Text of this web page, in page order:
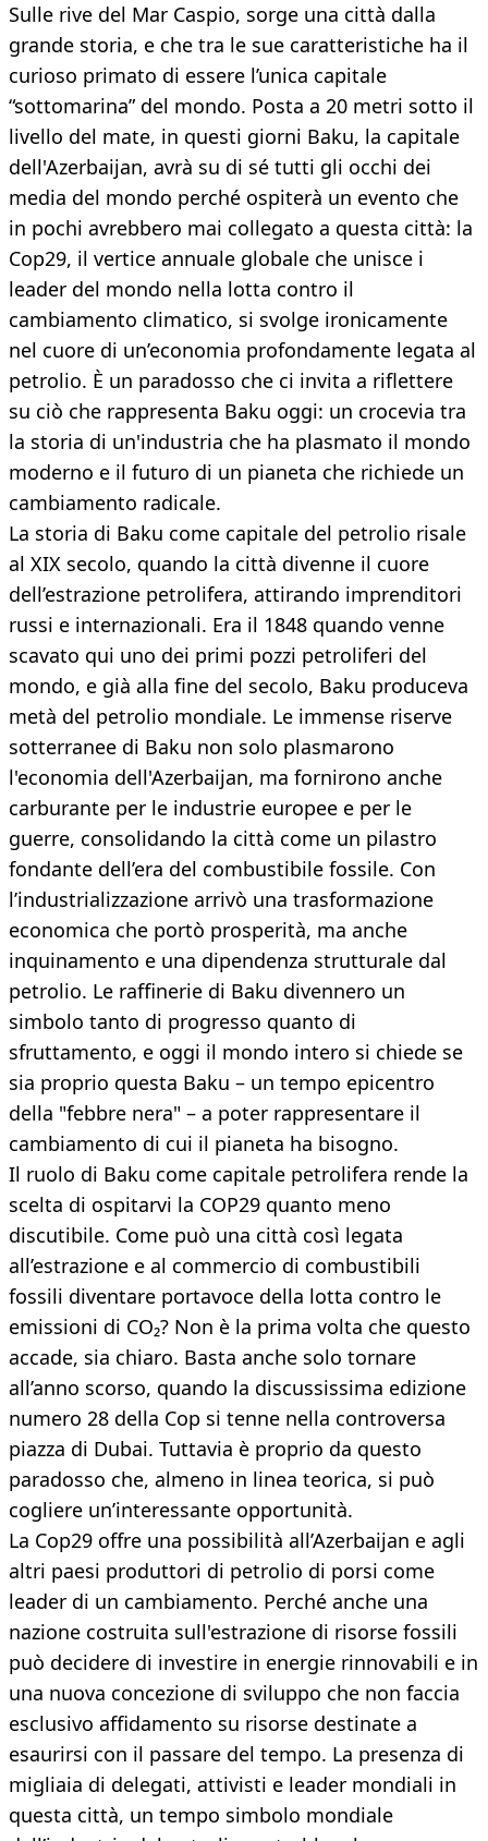
Sulle rive del Mar Caspio, sorge una città dalla
grande storia, e che tra le sue caratteristiche ha il
curioso primato di essere l’unica capitale
“sottomarina” del mondo. Posta a 20 metri sotto il
livello del mate, in questi giorni Baku, la capitale
dell'Azerbaijan, avrà su di sé tutti gli occhi dei
media del mondo perché ospiterà un evento che
in pochi avrebbero mai collegato a questa città: la
Cop29, il vertice annuale globale che unisce i
leader del mondo nella lotta contro il
cambiamento climatico, si svolge ironicamente
nel cuore di un’economia profondamente legata al
petrolio. È un paradosso che ci invita a riflettere
su ciò che rappresenta Baku oggi: un crocevia tra
la storia di un'industria che ha plasmato il mondo
moderno e il futuro di un pianeta che richiede un
cambiamento radicale.
La storia di Baku come capitale del petrolio risale
al XIX secolo, quando la città divenne il cuore
dell’estrazione petrolifera, attirando imprenditori
russi e internazionali. Era il 1848 quando venne
scavato qui uno dei primi pozzi petroliferi del
mondo, e già alla fine del secolo, Baku produceva
metà del petrolio mondiale. Le immense riserve
sotterranee di Baku non solo plasmarono
l'economia dell'Azerbaijan, ma fornirono anche
carburante per le industrie europee e per le
guerre, consolidando la città come un pilastro
fondante dell’era del combustibile fossile. Con
l’industrializzazione arrivò una trasformazione
economica che portò prosperità, ma anche
inquinamento e una dipendenza strutturale dal
petrolio. Le raffinerie di Baku divennero un
simbolo tanto di progresso quanto di
sfruttamento, e oggi il mondo intero si chiede se
sia proprio questa Baku – un tempo epicentro
della "febbre nera" – a poter rappresentare il
cambiamento di cui il pianeta ha bisogno.
Il ruolo di Baku come capitale petrolifera rende la
scelta di ospitarvi la COP29 quanto meno
discutibile. Come può una città così legata
all’estrazione e al commercio di combustibili
fossili diventare portavoce della lotta contro le
emissioni di CO₂? Non è la prima volta che questo
accade, sia chiaro. Basta anche solo tornare
all’anno scorso, quando la discussissima edizione
numero 28 della Cop si tenne nella controversa
piazza di Dubai. Tuttavia è proprio da questo
paradosso che, almeno in linea teorica, si può
cogliere un’interessante opportunità.
La Cop29 offre una possibilità all’Azerbaijan e agli
altri paesi produttori di petrolio di porsi come
leader di un cambiamento. Perché anche una
nazione costruita sull'estrazione di risorse fossili
può decidere di investire in energie rinnovabili e in
una nuova concezione di sviluppo che non faccia
esclusivo affidamento su risorse destinate a
esaurirsi con il passare del tempo. La presenza di
migliaia di delegati, attivisti e leader mondiali in
questa città, un tempo simbolo mondiale